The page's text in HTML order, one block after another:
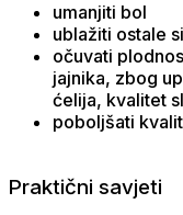
umanjiti bol
ublažiti ostale
očuvati
jajnika, zbog
ćelija, kvalitet
poboljšati
Praktični savjeti